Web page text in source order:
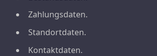
Zahlungsdaten.
Standortdaten.
Kontaktdaten.